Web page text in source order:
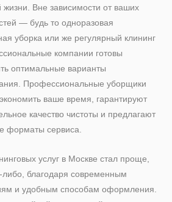
жизни. Вне зависимости от ваших
— будь то одноразовая
уборка или же регулярный клининг
компании готовы
оптимальные варианты
Профессиональные уборщики
ваше время, гарантируют
качество чистоты и предлагают
форматы сервиса.
услуг в Москве стал проще,
либо, благодаря современным
и удобным способам оформления.